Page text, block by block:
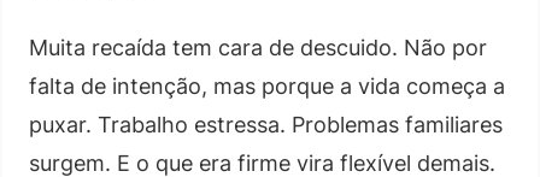
Muita recaída tem cara de descuido. Não por
falta de intenção, mas porque a vida começa a
puxar. Trabalho estressa. Problemas familiares
surgem. E o que era firme vira flexível demais.